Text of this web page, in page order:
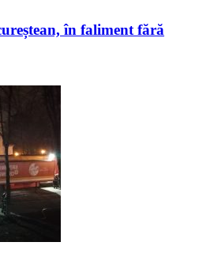
în faliment fără